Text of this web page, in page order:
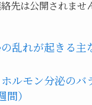
先は公開されませ
乱れが起きる主
ルモン分泌のバ
）